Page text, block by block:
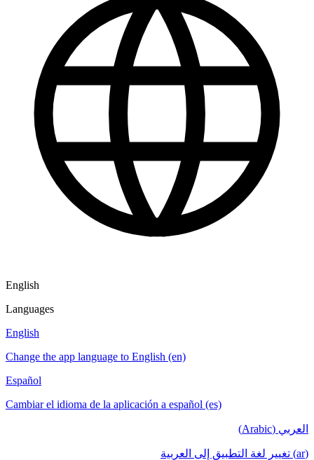
English
Languages
English
Change the app language to English (en)
Español
Cambiar el idioma de la aplicación a español (es)
العربي (Arabic)
(ar) تغيير لغة التطبيق إلى العربية